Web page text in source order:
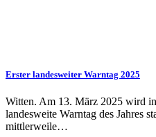
Erster landesweiter Warntag 2025
Witten. Am 13. März 2025 wird
landesweite Warntag des Jahres
mittlerweile…